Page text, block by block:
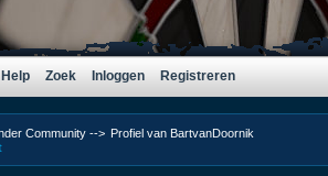
Help Zoek Inloggen Registreren
Community --> Profiel van BartvanDoornik